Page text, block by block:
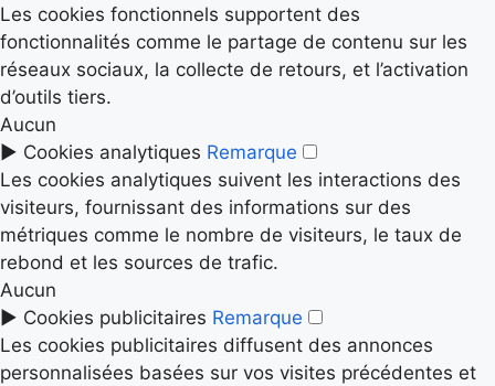
Les cookies fonctionnels supportent des
fonctionnalités comme le partage de contenu sur les
réseaux sociaux, la collecte de retours, et l’activation
d’outils tiers.
Aucun
► Cookies analytiques Remarque
Les cookies analytiques suivent les interactions des
visiteurs, fournissant des informations sur des
métriques comme le nombre de visiteurs, le taux de
rebond et les sources de trafic.
Aucun
► Cookies publicitaires Remarque
Les cookies publicitaires diffusent des annonces
personnalisées basées sur vos visites précédentes et